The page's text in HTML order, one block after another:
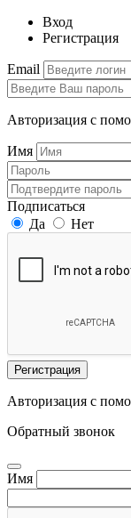
Вход
Регистрация
Email
Авторизация с
Имя
Подписаться
Да
Нет
Регистрация
Авторизация с
Обратный звонок
Имя